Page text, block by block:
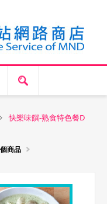
快樂味饌-熟食特色餐D
商品